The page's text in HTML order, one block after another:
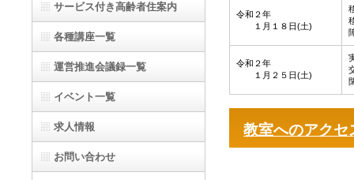
令和２年
１月１８日(土)
令和２年
１月２５日(土)
教室へのアクセ
サービス付き高齢者住案内
各種講座一覧
運営推進会議録一覧
イベント一覧
求人情報
お問い合わせ